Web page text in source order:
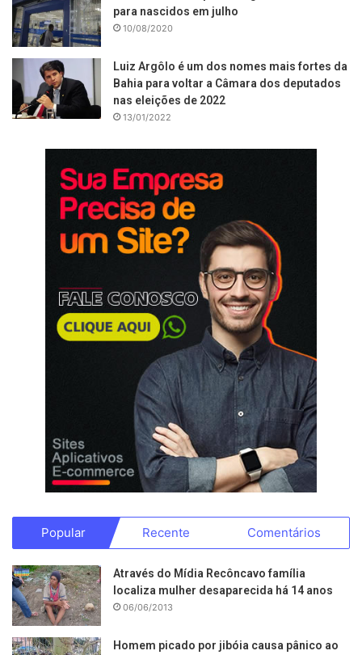
para nascidos em julho
10/08/2020
Luiz Argôlo é um dos nomes mais fortes da
Bahia para voltar a Câmara dos deputados
nas eleições de 2022
13/01/2022
Popular Recente Comentários
Através do Mídia Recôncavo família
localiza mulher desaparecida há 14 anos
06/06/2013
Homem picado por jibóia causa pânico ao